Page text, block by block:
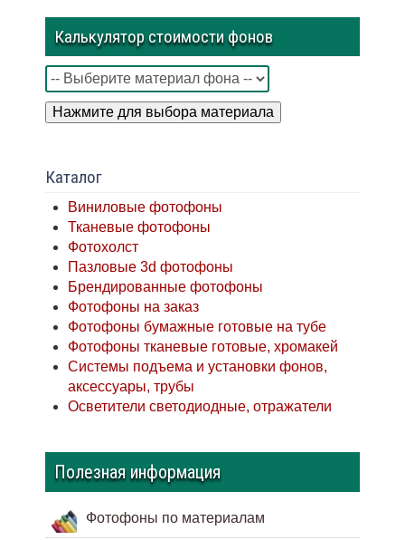
Калькулятор стоимости фонов
Нажмите для выбора материала
Каталог
Виниловые фотофоны
Тканевые фотофоны
Фотохолст
Пазловые 3d фотофоны
Брендированные фотофоны
Фотофоны на заказ
Фотофоны бумажные готовые на тубе
Фотофоны тканевые готовые, хромакей
Системы подъема и установки фонов,
аксессуары, трубы
Осветители светодиодные, отражатели
Полезная информация
Фотофоны по материалам